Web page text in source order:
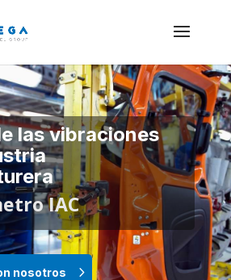
las vibraciones
IAC
nosotros